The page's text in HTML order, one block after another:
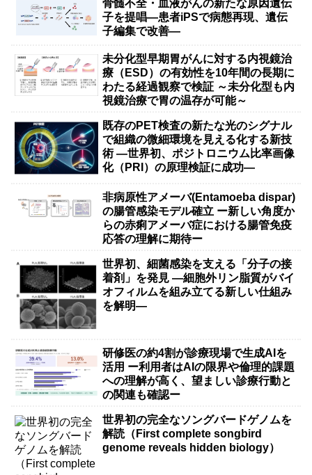
骨髄不全・血液がんの新たな原因遺伝
子を提唱―患者iPSで病態再現、遺伝
子編集で改善―
未分化型早期胃がんに対する内視鏡治
療（ESD）の有効性を10年間の長期に
わたる経過観察で検証 ～未分化型も内
視鏡治療で胃の温存が可能～
既存のPET検査の新たな光のシグナル
で組織の微細環境を見える化する新技
術 ―世界初、ポジトロニウム比率画像
化（PRI）の原理検証に成功―
非病原性アメーバ(Entamoeba dispar)
の腸管感染モデル確立 ー新しい角度か
らの赤痢アメーバ症における腸管免疫
応答の理解に期待ー
世界初、細菌感染を支える「分子の接
着剤」を発見 ―細胞外リン脂質がバイ
オフィルムを組み立てる新しい仕組み
を解明―
研修医の約4割が診療現場で生成AIを
活用 ー利用者はAIの限界や倫理的課題
への理解が高く、望ましい診療行動と
の関連も確認ー
世界初の完全なソングバードゲノムを
解読（First complete songbird
genome reveals hidden biology）